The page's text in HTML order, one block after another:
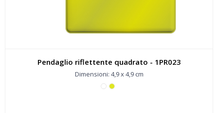
Pendaglio riflettente quadrato - 1PR023
Dimensioni: 4,9 x 4,9 cm